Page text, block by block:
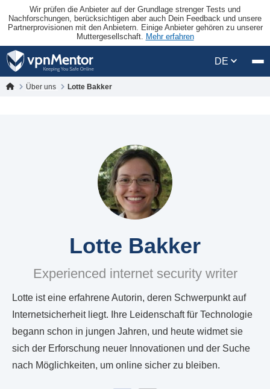
Wir prüfen die Anbieter auf der Grundlage strenger Tests und
Nachforschungen, berücksichtigen aber auch Dein Feedback und unsere
Partnerprovisionen mit den Anbietern. Einige Anbieter gehören zu unserer
Muttergesellschaft. Mehr erfahren
DE
Über uns Lotte Bakker
Lotte Bakker
Experienced internet security writer
Lotte ist eine erfahrene Autorin, deren Schwerpunkt auf
Internetsicherheit liegt. Ihre Leidenschaft für Technologie
begann schon in jungen Jahren, und heute widmet sie
sich der Erforschung neuer Innovationen und der Suche
nach Möglichkeiten, um online sicher zu bleiben.